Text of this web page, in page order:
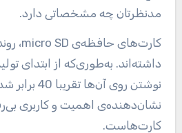
مدنظرتان چه مشخصاتی دارد.
کارت‌های حافظه‌ی micro SD، روند رو به رشد عجیبی
داشته‌اند. به‌طوری‌که از ابتدای
نوشتن روی
نشان‌دهنده‌ی اهمیت و کاربری
کارت‌هاست.